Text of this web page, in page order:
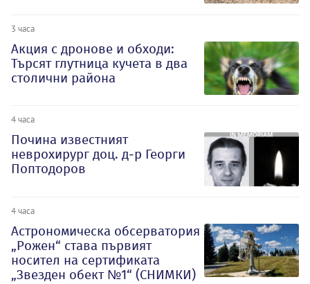
3 часа
Акция с дронове и обходи:
Търсят глутница кучета в два
столични района
4 часа
Почина известният
неврохирург доц. д-р Георги
Поптодоров
4 часа
Астрономическа обсерватория
„Рожен“ става първият
носител на сертификата
„Звезден обект №1“ (СНИМКИ)